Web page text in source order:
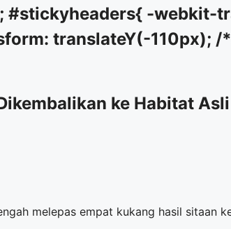
#stickyheaders{ -webkit-
translateY(-110px);
ke Habitat Asli
melepas empat kukang hasil